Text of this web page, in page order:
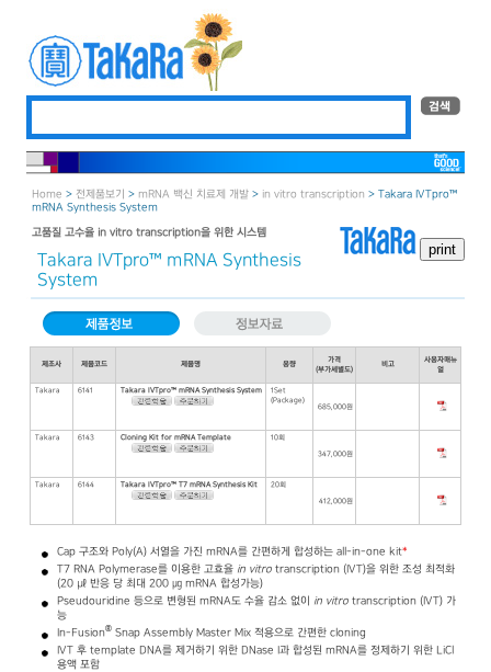
Home > 전제품보기 > mRNA 백신 치료제 개발 > in vitro transcription > Takara IVTpro™
mRNA Synthesis System
고품질 고수율 in vitro transcription을 위한 시스템
Takara IVTpro™ mRNA Synthesis
System
제조사 제품코드 제품명 용량
가격
(부가세별도)
비고
사용자매뉴
얼
Takara 6141 Takara IVTpro™ mRNA Synthesis System
1Set
(Package)
685,000원
Takara 6143 Cloning Kit for mRNA Template 10회
347,000원
Takara 6144 Takara IVTpro™ T7 mRNA Synthesis Kit 20회
412,000원
Cap 구조와 Poly(A) 서열을 가진 mRNA를 간편하게 합성하는 all-in-one kit*
T7 RNA Polymerase를 이용한 고효율 in vitro transcription (IVT)을 위한 조성 최적화
(20 ㎕ 반응 당 최대 200 ㎍ mRNA 합성가능)
Pseudouridine 등으로 변형된 mRNA도 수율 감소 없이 in vitro transcription (IVT) 가
능
In-Fusion® Snap Assembly Master Mix 적용으로 간편한 cloning
IVT 후 template DNA를 제거하기 위한 DNase I과 합성된 mRNA를 정제하기 위한 LiCl
용액 포함